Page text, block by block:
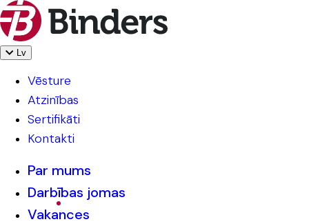
Lv
Vēsture
Atzinības
Sertifikāti
Kontakti
Par mums
Darbības jomas
Vakances